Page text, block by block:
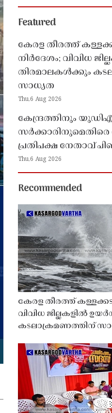
Featured
കേരള തീരത്ത്
നിർദേശം; വിവിധ
തിരമാലകൾക്കും
സാധ്യത
Thu,6 Aug 2026
കേന്ദ്രത്തിനും
പ്രതിപക്ഷ നേതാവ്
Thu,6 Aug 2026
Recommended
കേരള തീരത്ത്
വിവിധ ജില്ലകളിൽ
കടലാക്രമണത്തിന്